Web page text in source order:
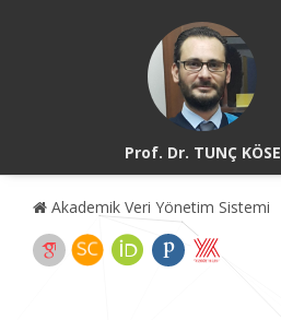
Prof. Dr. TUNÇ KÖSE
Akademik Veri Yönetim Sistemi